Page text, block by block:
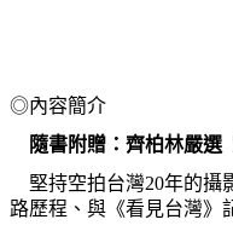
◎內容簡介
隨書附贈：齊柏林嚴選
堅持空拍台灣20年的攝
路歷程、與《看見台灣》